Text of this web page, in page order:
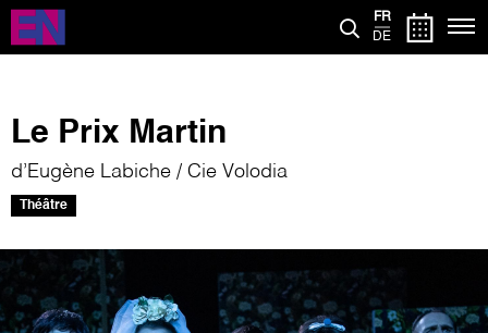
Aller
contenu
FR
DE
Le Prix Martin
d’Eugène Labiche / Cie Volodia
Théâtre
Image